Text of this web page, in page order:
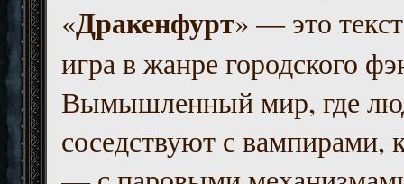
«Дракенфурт» — это
игра в жанре городского
Вымышленный мир, где
соседствуют с вампирами,